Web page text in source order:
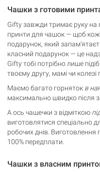
Чашки з готовими
Gifty завжди тримає руку на
принти для чашок — щоб
подарунок, який
класний подарунок — це
Gifty тобі потрібно лише
твоєму другу, мамі чи колезі
Маємо багато горняток в
максимально швидко після
А ось чашечки з відміткою
виготовлятися спеціально
робочих днів. Виготовлення
100% передплати.
Чашки з власним